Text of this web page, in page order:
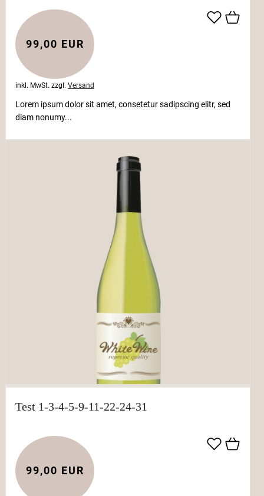
99,00 EUR
inkl. MwSt. zzgl. Versand
Lorem ipsum dolor sit amet, consetetur sadipscing elitr, sed
diam nonumy...
Test 1-3-4-5-9-11-22-24-31
99,00 EUR